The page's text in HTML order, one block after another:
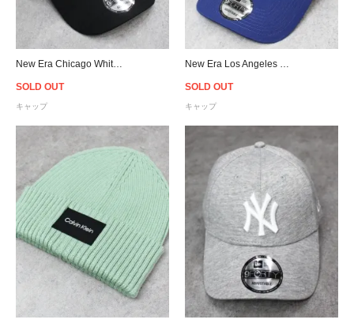
New Era Chicago White Sox 9Forty Snapback Cap - Black
SOLD OUT
キャップ
SOLD OUT
キャップ